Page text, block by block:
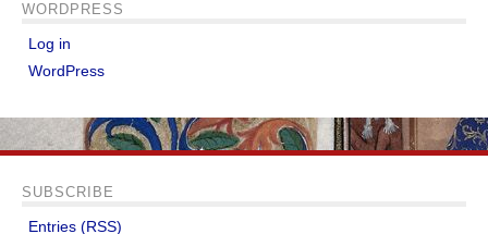
WORDPRESS
Log in
WordPress
SUBSCRIBE
Entries (RSS)